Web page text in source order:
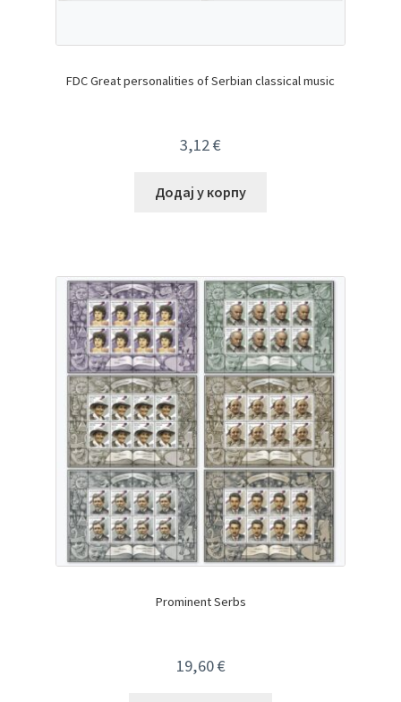
FDC Great personalities of Serbian classical music
3,12€
Додај у корпу
Prominent Serbs
19,60€